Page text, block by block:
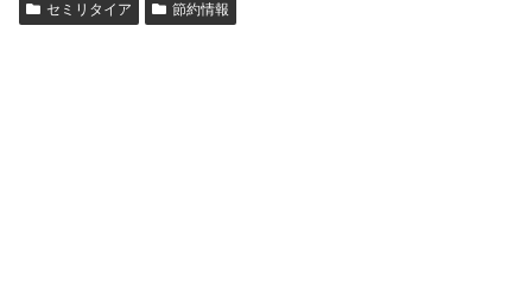
セミリタイア 節約情報